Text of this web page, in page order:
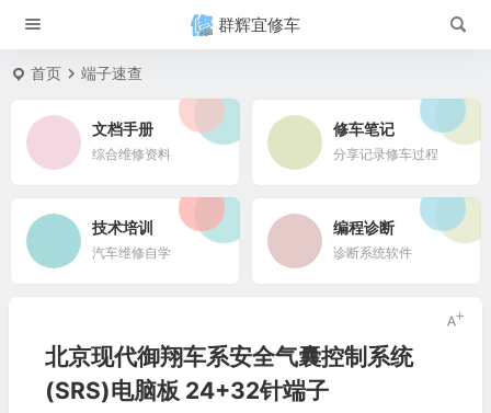
群辉宜修车
首页 端子速查
文档手册
综合维修资料
修车笔记
分享记录修车过程
技术培训
汽车维修自学
编程诊断
诊断系统软件
北京现代御翔车系安全气囊控制系统
(SRS)电脑板 24+32针端子